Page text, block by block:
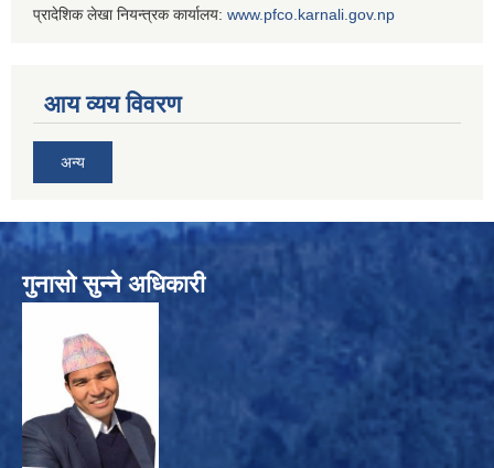
प्रादेशिक लेखा नियन्त्रक कार्यालय: www. pfco.karnali.gov.np
आय व्यय विवरण
अन्य
गुनासो सुन्ने अधिकारी